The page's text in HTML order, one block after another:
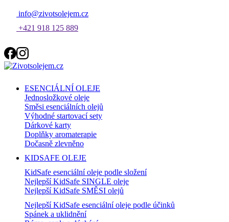
info@zivotsolejem.cz
+421 918 125 889
ESENCIÁLNÍ OLEJE
Jednosložkové oleje
Směsi esenciálních olejů
Výhodné startovací sety
Dárkové karty
Doplňky aromaterapie
Dočasně zlevněno
KIDSAFE OLEJE
KidSafe esenciální oleje podle složení
Nejlepší KidSafe SINGLE oleje
Nejlepší KidSafe SMĚSI olejů
Nejlepší KidSafe esenciální oleje podle účinků
Spánek a uklidnění